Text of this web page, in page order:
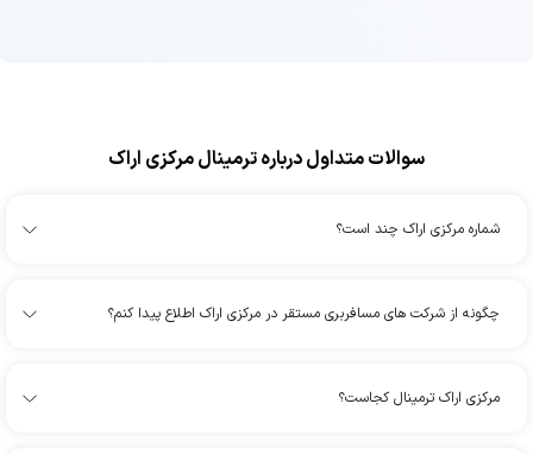
سوالات متداول درباره ترمینال مرکزی اراک
شماره مرکزی اراک چند است؟
چگونه از شرکت های مسافربری مستقر در مرکزی اراک اطلاع پیدا کنم؟
مرکزی اراک ترمینال کجاست؟